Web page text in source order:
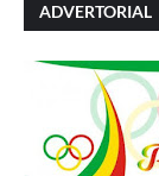
ADVERTORIAL